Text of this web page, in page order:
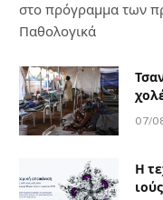
στο πρόγραμμα των
Παθολογικά
07/
Η